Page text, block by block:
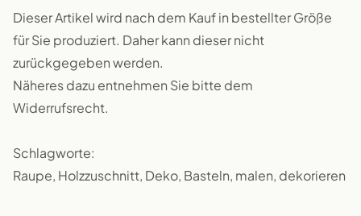
Dieser Artikel wird nach dem Kauf in bestellter Größe
für Sie produziert. Daher kann dieser nicht
zurückgegeben werden.
Näheres dazu entnehmen Sie bitte dem
Widerrufsrecht.
Schlagworte:
Raupe, Holzzuschnitt, Deko, Basteln, malen, dekorieren